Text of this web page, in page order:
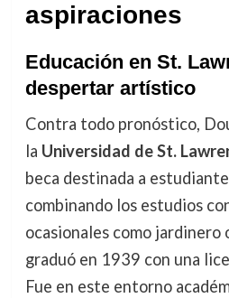
aspiraciones
Educación en St.
despertar artístico
Contra todo pronóstico,
la Universidad de St.
beca destinada a
combinando los estudios
ocasionales como jardinero
graduó en 1939 con una
Fue en este entorno